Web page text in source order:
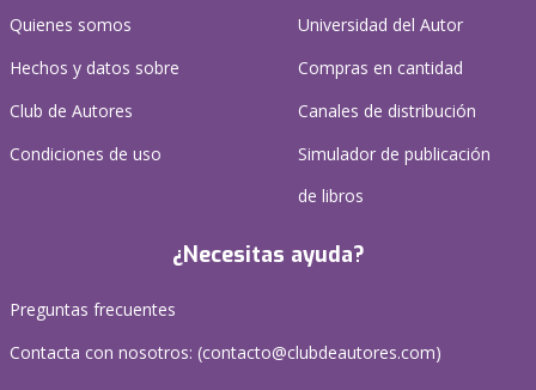
Quienes somos
Hechos y datos sobre
Club de Autores
Condiciones de uso
Universidad del Autor
Compras en cantidad
Canales de distribución
Simulador de publicación
de libros
¿Necesitas ayuda?
Preguntas frecuentes
Contacta con nosotros: (contacto@clubdeautores.com)